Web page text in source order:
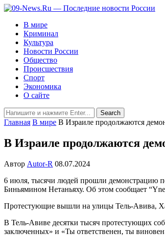
В мире
Криминал
Культура
Новости России
Общество
Происшествия
Спорт
Экономика
О сайте
Главная В мире В Израиле продолжаются
В Израиле продолжаются
Автор Autor-R 08.07.2024
6 июля, тысячи людей прошли демонстрацию
Биньямином Нетаньяху. Об этом сообщает
Протестующие вышли на улицы Тель-Авива,
В Тель-Авиве десятки тысяч протестующих
заключенных» и «Ты ответственен, ты